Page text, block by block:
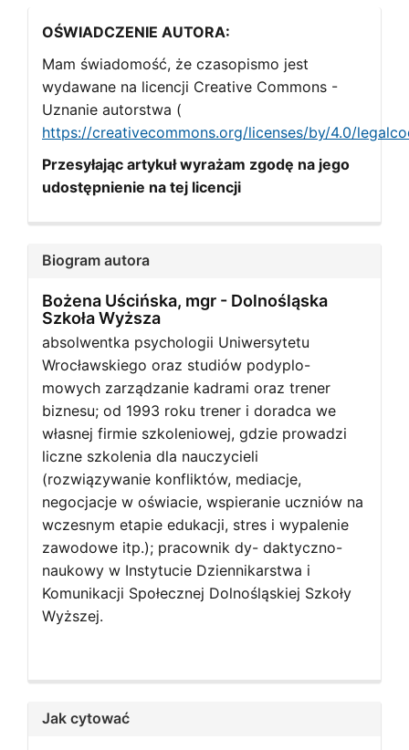
OŚWIADCZENIE AUTORA:
Mam świadomość, że czasopismo jest
wydawane na licencji Creative Commons -
Uznanie autorstwa (
https://creativecommons.org/licenses/by/4.0/
Przesyłając artykuł wyrażam zgodę na jego
udostępnienie na tej licencji
Biogram autora
Bożena Uścińska, mgr - Dolnośląska
Szkoła Wyższa
absolwentka psychologii Uniwersytetu
Wrocławskiego oraz studiów podyplo-
mowych zarządzanie kadrami oraz trener
biznesu; od 1993 roku trener i doradca we
własnej firmie szkoleniowej, gdzie prowadzi
liczne szkolenia dla nauczycieli
(rozwiązywanie konfliktów, mediacje,
negocjacje w oświacie, wspieranie uczniów na
wczesnym etapie edukacji, stres i wypalenie
zawodowe itp.); pracownik dy- daktyczno-
naukowy w Instytucie Dziennikarstwa i
Komunikacji Społecznej Dolnośląskiej Szkoły
Wyższej.
Jak cytować